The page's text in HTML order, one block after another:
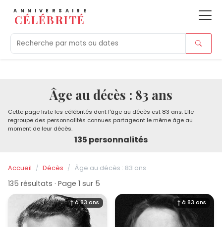
ANNIVERSAIRE
CÉLÉBRITÉ
Aujourd'hui Tendances Morts
Âge au décès : 83 ans
Cette page liste les célébrités dont l'âge au décès est 83 ans. Elle
regroupe des personnalités connues partageant le même âge au
moment de leur décès.
135 personnalités
Accueil Décès Âge au décès : 83 ans
135 résultats · Page 1 sur 5
† à 83 ans † à 83 ans